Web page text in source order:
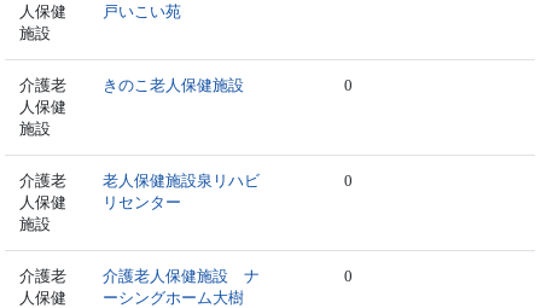
人保健
施設
戸いこい苑
介護老
人保健
施設
きのこ老人保健施設 0
介護老
人保健
施設
老人保健施設泉リハビ
リセンター
0
介護老
人保健
介護老人保健施設 ナ
ーシングホーム大樹
0